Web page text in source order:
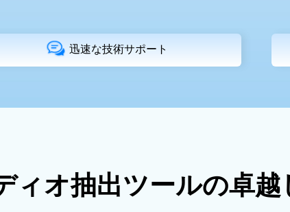
迅速な技術サポート
ィオ抽出ツールの卓越